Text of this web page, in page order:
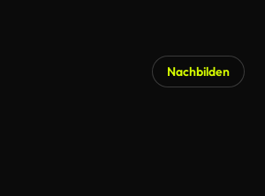
Nachbilden